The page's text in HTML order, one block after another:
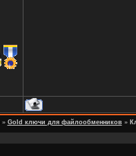
» Gold ключи для файлообменников »